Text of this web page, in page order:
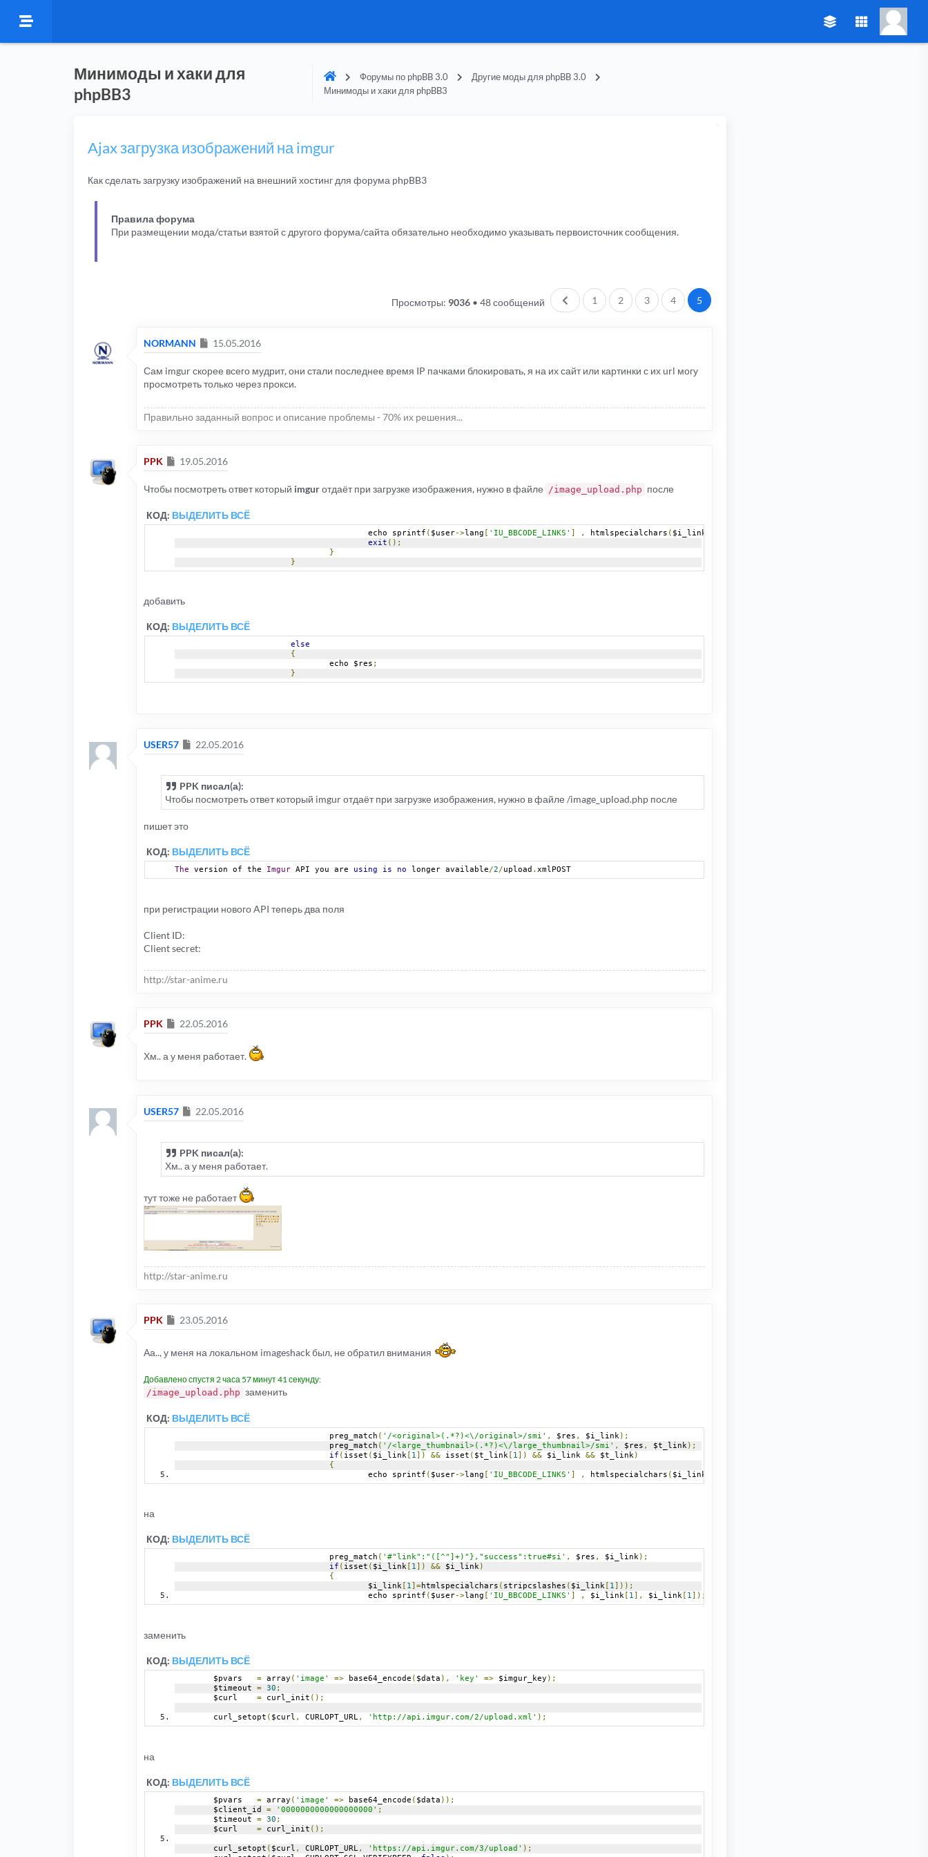
Минимоды и хаки для
phpBB3
Форумы по phpBB 3.0
Другие моды для phpBB 3.0
Минимоды и хаки для phpBB3
Ajax загрузка изображений на imgur
Как сделать загрузку изображений на внешний хостинг для форума phpBB3
Правила форума
При размещении мода/статьи взятой с другого форума/сайта обязательно необходимо указывать первоисточник сообщения.
48 сообщений Пред.
1 2 3 4 5
Просмотры: 9036•
NORMANN Сообщение
15.05.2016
Сам imgur скорее всего мудрит, они стали последнее время IP пачками блокировать, я на их сайт или картинки с их url могу
просмотреть только через прокси.
Правильно заданный вопрос и описание проблемы - 70% их решения...
PPK Сообщение
19.05.2016
Чтобы посмотреть ответ который imgurотдаёт при загрузке изображения, нужно в файле /image_upload.php после
КОД: ВЫДЕЛИТЬ ВСЁ
					echo sprintf
( $user->lang [ 'IU_BBCODE_LINKS' ] , htmlspecialchars ( $i_link
exit ();
}
}
добавить
КОД: ВЫДЕЛИТЬ ВСЁ
else
{
				echo $res
;
}
USER57 Сообщение
22.05.2016
PPK писал(а):
Чтобы посмотреть ответ который imgur отдаёт при загрузке изображения, нужно в файле /image_upload.php после
пишет это
КОД: ВЫДЕЛИТЬ ВСЁ
The version of the Imgur API you are using is no longer available/2/upload . xmlPOST
при регистрации нового API теперь два поля
Client ID:
Client secret:
http://star-anime.ru
PPK Сообщение
22.05.2016
Хм.. а у меня работает.
USER57 Сообщение
22.05.2016
PPK писал(а):
Хм.. а у меня работает.
тут тоже не работает
http://star-anime.ru
PPK Сообщение
23.05.2016
Аа.., у меня на локальном imageshack был, не обратил внимания
Добавлено спустя 2 часа 57 минут 41 секунду:
/image_upload.php заменить
КОД: ВЫДЕЛИТЬ ВСЁ
				preg_match
( '/<original>(.*?)<\/original>/smi' , $res , $i_link );
				preg_match
( '/<large_thumbnail>(.*?)<\/large_thumbnail>/smi' , $res , $t_link );
if ( isset ( $i_link [ 1 ]) && isset ( $t_link [ 1 ]) && $i_link && $t_link )
{
					echo sprintf
( $user->lang [ 'IU_BBCODE_LINKS' ] , htmlspecialchars ( $i_link
на
КОД: ВЫДЕЛИТЬ ВСЁ
				preg_match
( '#"link":"([^"]+)"},"success":true#si' , $res , $i_link);
if ( isset ( $i_link 1 ]) && $i_link)
{
					$i_link
1 ]=htmlspecialchars ( stripcslashes ( $i_link 1 ]));
					echo sprintf
( $user->lang 'IU_BBCODE_LINKS' , $i_link 1 ], $i_link 1 ]);
заменить
КОД: ВЫДЕЛИТЬ ВСЁ
	$pvars
= array ( 'image' => base64_encode ( $data ), 'key' => $imgur_key );
	$timeout
= 30 ;
	$curl
= curl_init ();
	curl_setopt
( $curl , CURLOPT_URL, 'http://api.imgur.com/2/upload.xml' );
на
КОД: ВЫДЕЛИТЬ ВСЁ
	$pvars
= array ( 'image' => base64_encode ( $data ));
	$client_id
= '0000000000000000000' ;
	$timeout
= 30 ;
	$curl
= curl_init ();
	curl_setopt
( $curl , CURLOPT_URL, 'https://api.imgur.com/3/upload' );